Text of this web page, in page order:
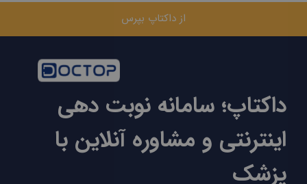
از داکتاپ بپرس
داکتاپ؛ سامانه نوبت دهی
اینترنتی و مشاوره آنلاین با
پزشک